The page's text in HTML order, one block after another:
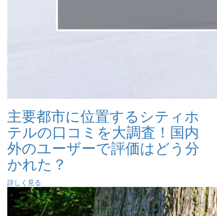
主要都市に位置するシティホ
テルの口コミを大調査！国内
外のユーザーで評価はどう分
かれた？
詳しく見る